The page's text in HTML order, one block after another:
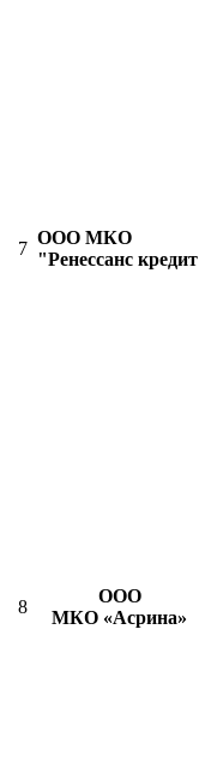
7
ООО МКО
"Ренессанс кредит
8
ООО
МКО «Асрина»